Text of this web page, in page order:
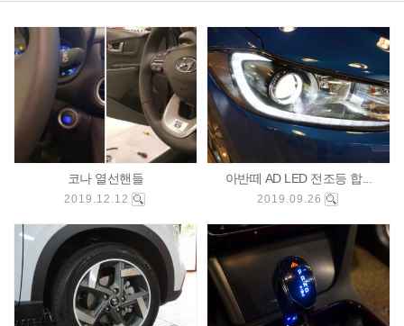
코나 열선핸들
2019.12.12
아반떼 AD LED 전조등 합...
2019.09.26